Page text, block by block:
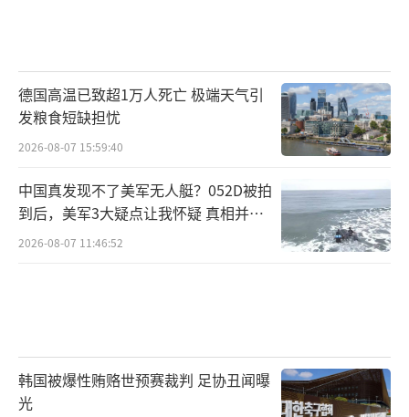
德国高温已致超1万人死亡 极端天气引
发粮食短缺担忧
2026-08-07 15:59:40
中国真发现不了美军无人艇？052D被拍
到后，美军3大疑点让我怀疑 真相并非
如此
2026-08-07 11:46:52
韩国被爆性贿赂世预赛裁判 足协丑闻曝
光